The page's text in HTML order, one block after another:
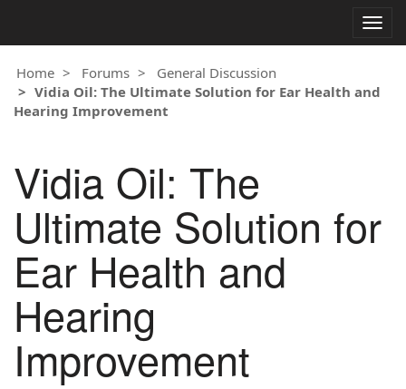
Home
Forums
General Discussion
Vidia Oil: The Ultimate Solution for Ear Health and
Hearing Improvement
Vidia Oil: The
Ultimate Solution for
Ear Health and
Hearing
Improvement